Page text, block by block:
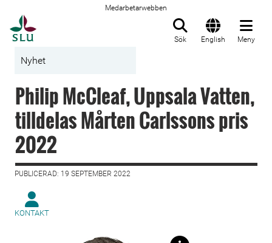
Medarbetarwebben
Sök English Meny
Nyhet
Philip McCleaf, Uppsala Vatten,
tilldelas Mårten Carlssons pris
2022
PUBLICERAD: 19 SEPTEMBER 2022
KONTAKT